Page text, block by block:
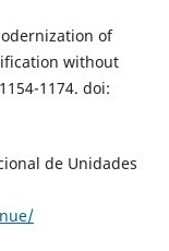
of
without
1174. doi:
de Unidades